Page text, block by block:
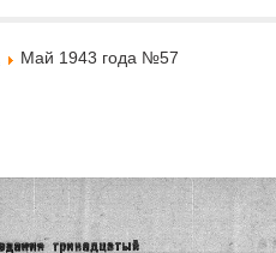
Май 1943 года №57